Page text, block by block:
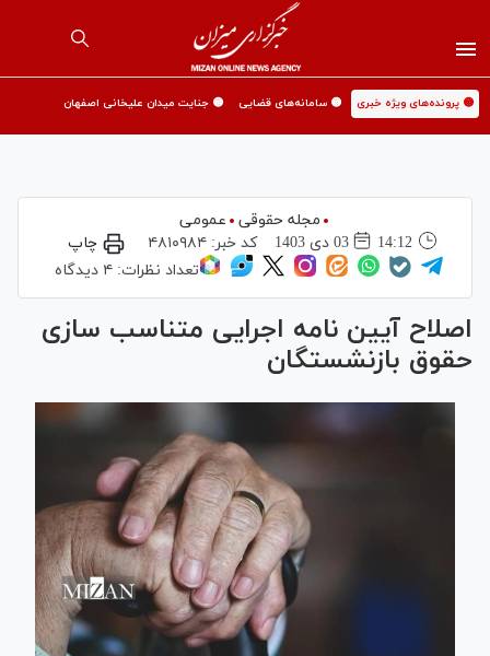
🟡 پرونده‌های ویژه خبری 🟡 سامانه‌های قضایی 🟡 جنایت میدان علیخانی اصفهان
مجله حقوقی
عمومی
14:12
03 دی 1403 کد خبر:۴۸۱۰۹۸۴
چاپ
تعداد نظرات: ۴ دیدگاه
اصلاح آیین نامه اجرایی متناسب سازی
حقوق بازنشستگان